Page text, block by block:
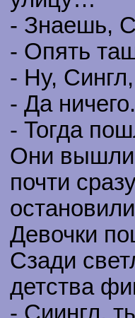
- Знаешь,
- Опять
- Ну,
- Да ничего.
- Тогда
Они вышли
почти
Девочки
Сзади
детства